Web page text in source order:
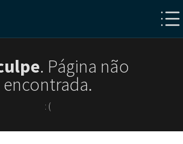
. Página não
encontrada.
: (